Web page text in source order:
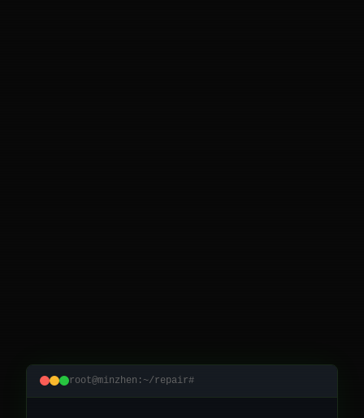
root@minzhen:~/repair#